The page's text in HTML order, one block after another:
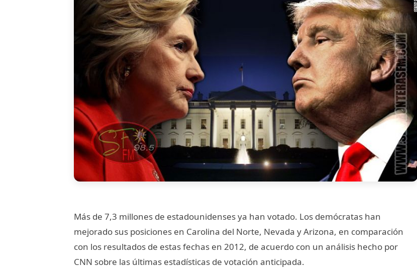
Más de 7,3 millones de estadounidenses ya han votado. Los demócratas han
mejorado sus posiciones en Carolina del Norte, Nevada y Arizona, en comparación
con los resultados de estas fechas en 2012, de acuerdo con un análisis hecho por
CNN sobre las últimas estadísticas de votación anticipada.